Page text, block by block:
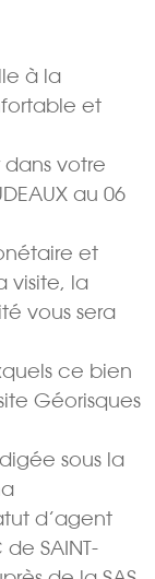
à la
et
votre
au 06
et
visite, la
vous sera
ce bien
Géorisques
sous la
d’agent
SAINT-